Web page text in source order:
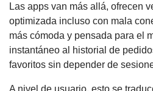
Las apps van más allá, ofrecen
optimizada incluso con mala
más cómoda y pensada para el
instantáneo al historial de
favoritos sin depender de
A nivel de usuario, esto se